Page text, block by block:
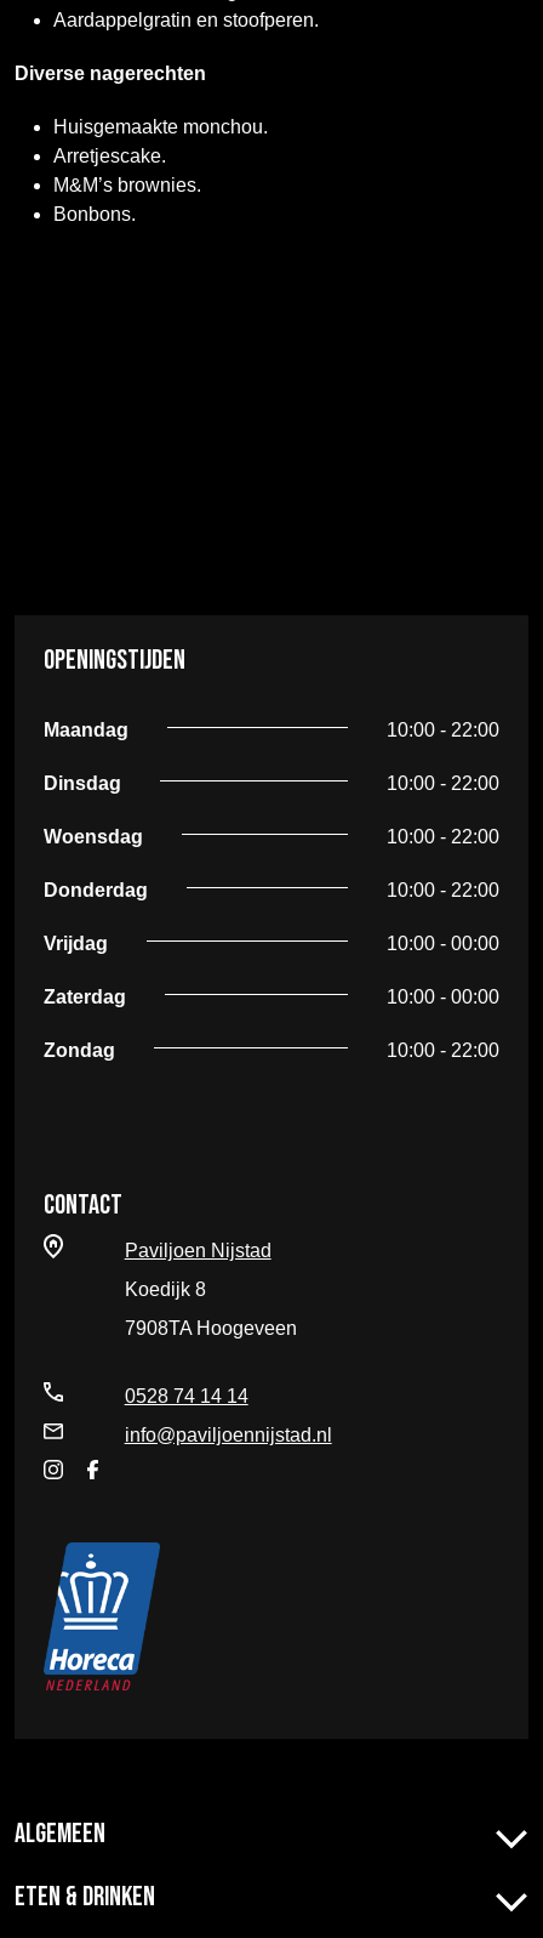
Aardappelgratin en stoofperen.
Diverse nagerechten
Huisgemaakte monchou.
Arretjescake.
M&M’s brownies.
Bonbons.
Openingstijden
Maandag 10:00 - 22:00
Dinsdag 10:00 - 22:00
Woensdag 10:00 - 22:00
Donderdag 10:00 - 22:00
Vrijdag 10:00 - 00:00
Zaterdag 10:00 - 00:00
Zondag 10:00 - 22:00
Contact
Paviljoen Nijstad
Koedijk 8
7908TA Hoogeveen
0528 74 14 14
info@paviljoennijstad.nl
Algemeen
Eten & Drinken